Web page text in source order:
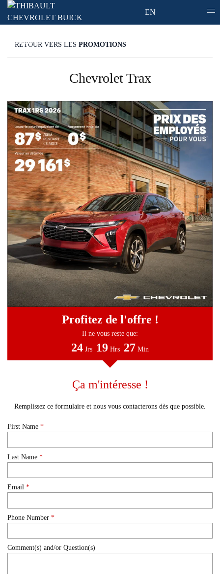
EN
RETOUR VERS LES PROMOTIONS
Chevrolet Trax
Profitez de l'offre !
Il ne vous reste que:
24 Jrs 19 Hrs 27 Min
Ça m'intéresse !
Remplissez ce formulaire et nous vous contacterons dès que possible.
First Name *
Last Name *
Email *
Phone Number *
Comment(s) and/or Question(s)